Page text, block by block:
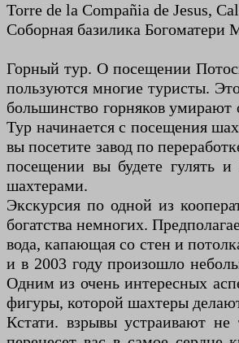
Torre de la Compañia de Jesus,
Соборная базилика Богоматери
Горный тур. О посещении
пользуются многие туристы.
большинство горняков умирают
Тур начинается с посещения
вы посетите завод по
посещении вы будете гулять
шахтерами.
Экскурсия по одной из
богатства немногих.
вода, капающая со стен и
и в 2003 году произошло
Одним из очень интересных
фигуры, которой шахтеры
Кстати. взрывы устраивают